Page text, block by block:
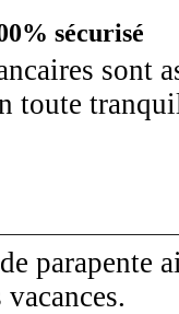
sécurisé
sont
toute
parapente